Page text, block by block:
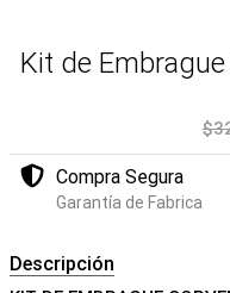
Kit de
Compra Segura
Garantía de Fabrica
Descripción